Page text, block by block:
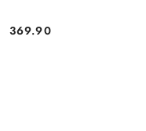
Cena:
369.90